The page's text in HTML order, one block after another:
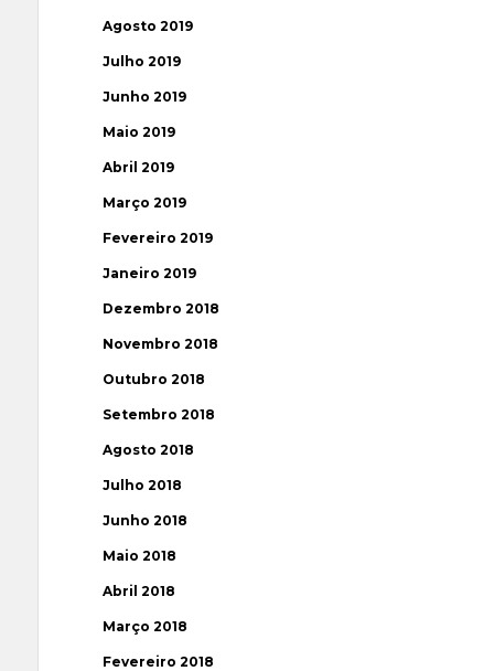
Agosto 2019
Julho 2019
Junho 2019
Maio 2019
Abril 2019
Março 2019
Fevereiro 2019
Janeiro 2019
Dezembro 2018
Novembro 2018
Outubro 2018
Setembro 2018
Agosto 2018
Julho 2018
Junho 2018
Maio 2018
Abril 2018
Março 2018
Fevereiro 2018